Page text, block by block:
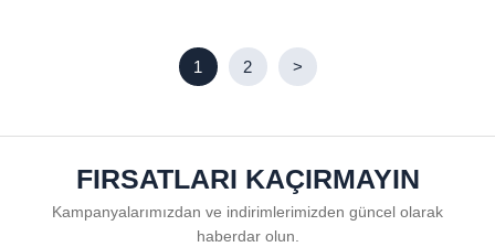
1 2 >
FIRSATLARI KAÇIRMAYIN
Kampanyalarımızdan ve indirimlerimizden güncel olarak
haberdar olun.